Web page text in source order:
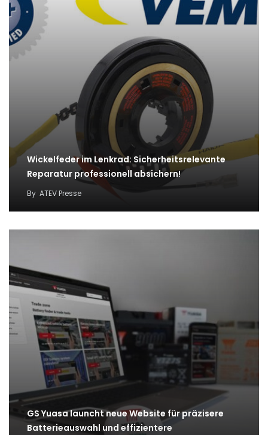
Wickelfeder im Lenkrad: Sicherheitsrelevante
Reparatur professionell absichern!
By ATEV Presse
GS Yuasa launcht neue Website für präzisere
Batterieauswahl und effizientere